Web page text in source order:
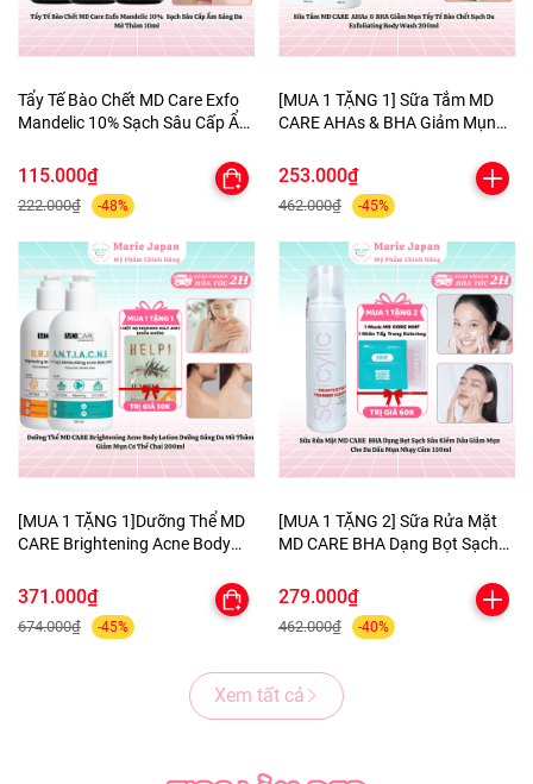
Tẩy Tế Bào Chết MD Care Exfo
Mandelic 10% Sạch Sâu Cấp Ẩm
115.000₫
222.000₫ -48%
[MUA 1 TẶNG 1] Sữa Tắm MD
CARE AHAs & BHA Giảm Mụn
Exfoliating Body Wash 200ml-
TẶNG 1 MẶT NẠ BERGAMO
HELP JARY
253.000₫
462.000₫ -45%
[MUA 1 TẶNG 1]Dưỡng Thể MD
CARE Brightening Acne Body
Thâm Giảm Mụn Cơ Thể Chai
200ml-TẶNG 1 MẶT NẠ
BERGAMO HELP JARY
371.000₫
674.000₫ -45%
[MUA 1 TẶNG 2] Sữa Rửa Mặt
MD CARE BHA Dạng Bọt Sạch
Da Dầu Mụn Nhạy Cảm 150ml-
TẶNG 1 MASK MNF+1 KHĂN
TẨY TRANG COLORKEY
279.000₫
462.000₫ -40%
Xem tất cả